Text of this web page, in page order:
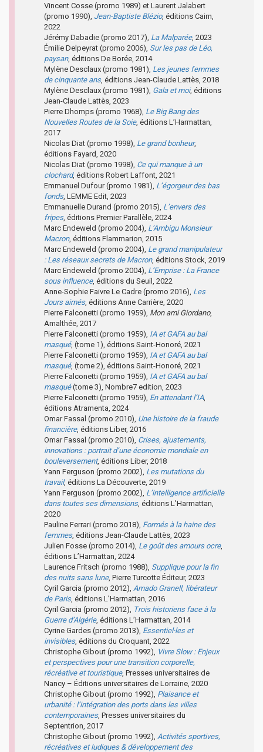
Vincent Cosse (promo 1989) et Laurent Jalabert
(promo 1990), Jean-Baptiste Blézio, éditions Cairn,
2022
Jérémy Dabadie (promo 2017), La Malparée, 2023
Émilie Delpeyrat (promo 2006), Sur les pas de Léo,
paysan, éditions De Borée, 2014
Mylène Desclaux (promo 1981), Les jeunes femmes
de cinquante ans, éditions Jean-Claude Lattès, 2018
Mylène Desclaux (promo 1981), Gala et moi, éditions
Jean-Claude Lattès, 2023
Pierre Dhomps (promo 1968), Le Big Bang des
Nouvelles Routes de la Soie, éditions L’Harmattan,
2017
Nicolas Diat (promo 1998), Le grand bonheur,
éditions Fayard, 2020
Nicolas Diat (promo 1998), Ce qui manque à un
clochard, éditions Robert Laffont, 2021
Emmanuel Dufour (promo 1981), L’égorgeur des bas
fonds, LEMME Edit, 2023
Emmanuelle Durand (promo 2015), L’envers des
fripes, éditions Premier Parallèle, 2024
Marc Endeweld (promo 2004), L’Ambigu Monsieur
Macron, éditions Flammarion, 2015
Marc Endeweld (promo 2004), Le grand manipulateur
: Les réseaux secrets de Macron, éditions Stock, 2019
Marc Endeweld (promo 2004), L’Emprise : La France
sous influence, éditions du Seuil, 2022
Anne-Sophie Faivre Le Cadre (promo 2016), Les
Jours aimés, éditions Anne Carrière, 2020
Pierre Falconetti (promo 1959), Mon ami Giordano,
Amalthée, 2017
Pierre Falconetti (promo 1959), IA et GAFA au bal
masqué, (tome 1), éditions Saint-Honoré, 2021
Pierre Falconetti (promo 1959), IA et GAFA au bal
masqué, (tome 2), éditions Saint-Honoré, 2021
Pierre Falconetti (promo 1959), IA et GAFA au bal
masqué(tome 3), Nombre7 edition, 2023
Pierre Falconetti (promo 1959), En attendant l’IA
éditions Atramenta, 2024
Omar Fassal (promo 2010), Une histoire de la fraude
financière, éditions Liber, 2016
Omar Fassal (promo 2010), Crises, ajustements,
innovations : portrait d’une économie mondiale en
bouleversement, éditions Liber, 2018
Yann Ferguson (promo 2002), Les mutations du
travail, éditions La Découverte, 2019
Yann Ferguson (promo 2002), L’intelligence artificielle
dans toutes ses dimensions, éditions L’Harmattan,
2020
Pauline Ferrari (promo 2018), Formés à la haine des
femmes, éditions Jean-Claude Lattès, 2023
Julien Fosse (promo 2014), Le goût des amours ocre,
éditions L’Harmattan, 2024
Laurence Fritsch (promo 1988), Supplique pour la fin
des nuits sans lune, Pierre Turcotte Éditeur, 2023
Cyril Garcia (promo 2012), Amado Granell, libérateur
de Paris, éditions L’Harmattan, 2016
Cyril Garcia (promo 2012), Trois historiens face à la
Guerre d’Algérie, éditions L’Harmattan, 2014
Cyrine Gardes (promo 2013), Essentiel·les et
invisibles, éditions du Croquant, 2022
Christophe Gibout (promo 1992), Vivre Slow : Enjeux
et perspectives pour une transition corporelle,
récréative et touristique, Presses universitaires de
Nancy – Éditions universitaires de Lorraine, 2020
Christophe Gibout (promo 1992), Plaisance et
urbanité : l’intégration des ports dans les villes
contemporaines, Presses universitaires du
Septentrion, 2017
Christophe Gibout (promo 1992), Activités sportives,
récréatives et ludiques & développement des